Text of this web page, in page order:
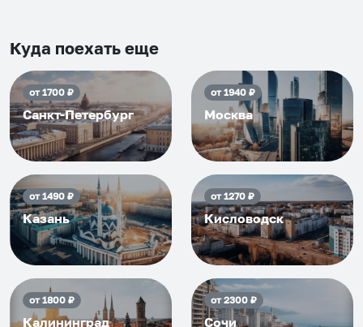
приезжать еще...
Куда поехать еще
от1700₽
Санкт-Петербург
от1940₽
Москва
от1490₽
Казань
от1270₽
Кисловодск
от1800₽
Калининград
от2300₽
Сочи